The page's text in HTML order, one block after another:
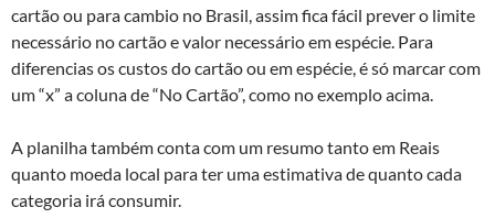
cartão ou para cambio no Brasil, assim fica fácil prever o limite
necessário no cartão e valor necessário em espécie. Para
diferencias os custos do cartão ou em espécie, é só marcar com
um “x” a coluna de “No Cartão”, como no exemplo acima.
A planilha também conta com um resumo tanto em Reais
quanto moeda local para ter uma estimativa de quanto cada
categoria irá consumir.